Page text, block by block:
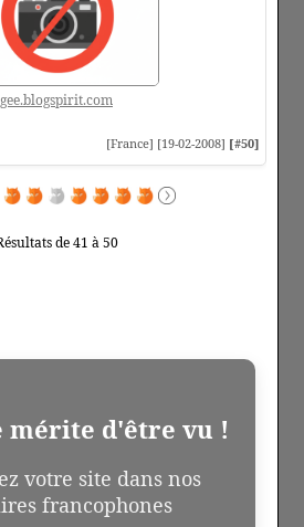
gee.blogspirit.com
[France] [19-02-2008] [#50]
de 41 à 50
mérite d'être vu !
votre site dans nos
francophones